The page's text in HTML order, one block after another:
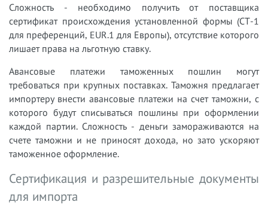
Сложность - необходимо получить от поставщика
сертификат происхождения установленной формы (СТ-1
для преференций, EUR.1 для Европы), отсутствие которого
лишает права на льготную ставку.
Авансовые платежи таможенных пошлин могут
требоваться при крупных поставках. Таможня предлагает
импортеру внести авансовые платежи на счет таможни, с
которого будут списываться пошлины при оформлении
каждой партии. Сложность - деньги замораживаются на
счете таможни и не приносят дохода, но зато ускоряют
таможенное оформление.
Сертификация и разрешительные документы
для импорта